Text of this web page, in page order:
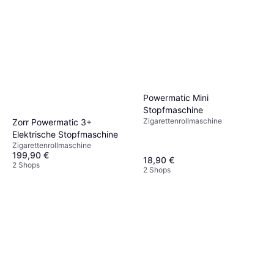
Zorr Powermatic 3+
Elektrische Stopfmaschine
Zigarettenrollmaschine
199,90 €
2 Shops
Powermatic Mini
Stopfmaschine
Zigarettenrollmaschine
18,90 €
2 Shops